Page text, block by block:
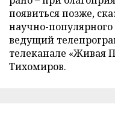
появиться позже,
научно-
ведущий
телеканале «Живая
Тихомиров.